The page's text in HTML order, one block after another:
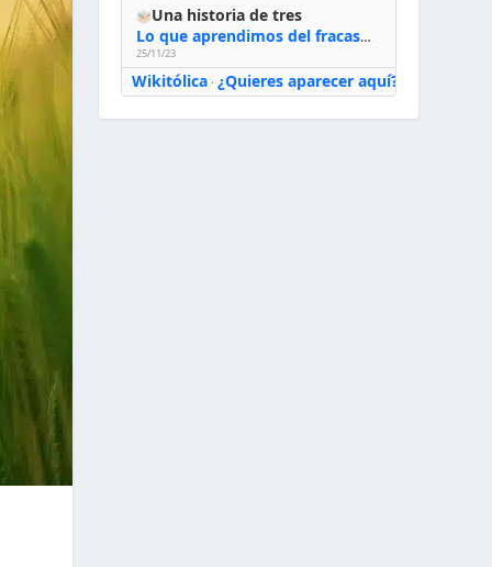
Una historia de tres
Lo que aprendimos del fracaso al emprender
25/11/23
Wikitólica· ¿Quieres aparecer aquí?